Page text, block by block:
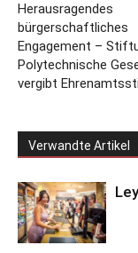
Herausragendes
bürgerschaftliches
Engagement –
Polytechnische
vergibt
Verwandte Artikel